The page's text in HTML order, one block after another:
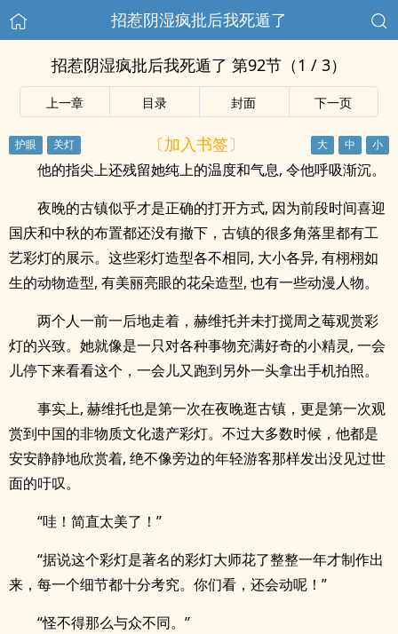
招惹阴湿疯批后我死遁了
招惹阴湿疯批后我死遁了 第92节（1 / 3）
上一章 目录 封面 下一页
〔加入书签〕
他的指尖上还残留她纯上的温度和气息, 令他呼吸渐沉。
夜晚的古镇似乎才是正确的打开方式, 因为前段时间喜迎
国庆和中秋的布置都还没有撤下，古镇的很多角落里都有工
艺彩灯的展示。这些彩灯造型各不相同, 大小各异, 有栩栩如
生的动物造型, 有美丽亮眼的花朵造型, 也有一些动漫人物。
两个人一前一后地走着，赫维托并未打搅周之莓观赏彩
灯的兴致。她就像是一只对各种事物充满好奇的小精灵, 一会
儿停下来看看这个，一会儿又跑到另外一头拿出手机拍照。
事实上, 赫维托也是第一次在夜晚逛古镇，更是第一次观
赏到中国的非物质文化遗产彩灯。不过大多数时候，他都是
安安静静地欣赏着, 绝不像旁边的年轻游客那样发出没见过世
面的吁叹。
“哇！简直太美了！”
“据说这个彩灯是著名的彩灯大师花了整整一年才制作出
来，每一个细节都十分考究。你们看，还会动呢！”
“怪不得那么与众不同。”